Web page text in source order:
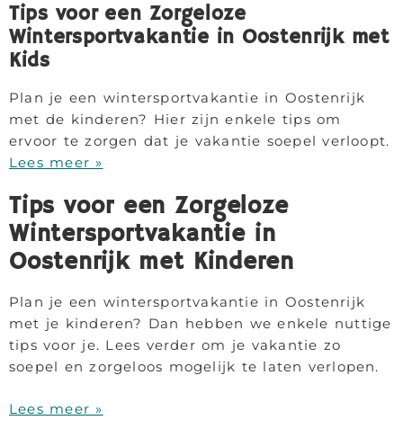
Tips voor een Zorgeloze
Wintersportvakantie in Oostenrijk met
Kids
Plan je een wintersportvakantie in Oostenrijk
met de kinderen? Hier zijn enkele tips om
ervoor te zorgen dat je vakantie soepel verloopt.
Lees meer »
Tips voor een Zorgeloze
Wintersportvakantie in
Oostenrijk met Kinderen
Plan je een wintersportvakantie in Oostenrijk
met je kinderen? Dan hebben we enkele nuttige
tips voor je. Lees verder om je vakantie zo
soepel en zorgeloos mogelijk te laten verlopen.
Lees meer »